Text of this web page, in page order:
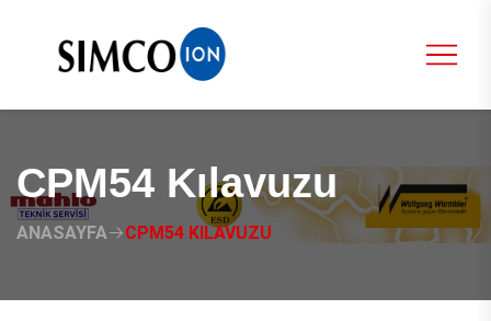
CPM54 Kılavuzu
ANASAYFA CPM54 KILAVUZU